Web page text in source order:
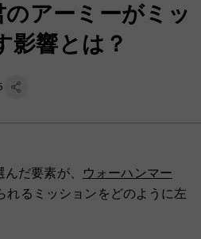
アーミーがミッ
影響とは？
だ要素が、
ウォーハンマー
れるミッションをどのように左